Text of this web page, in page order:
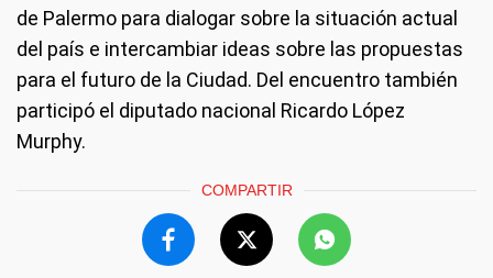
de Palermo para dialogar sobre la situación actual
del país e intercambiar ideas sobre las propuestas
para el futuro de la Ciudad. Del encuentro también
participó el diputado nacional Ricardo López
Murphy.
COMPARTIR